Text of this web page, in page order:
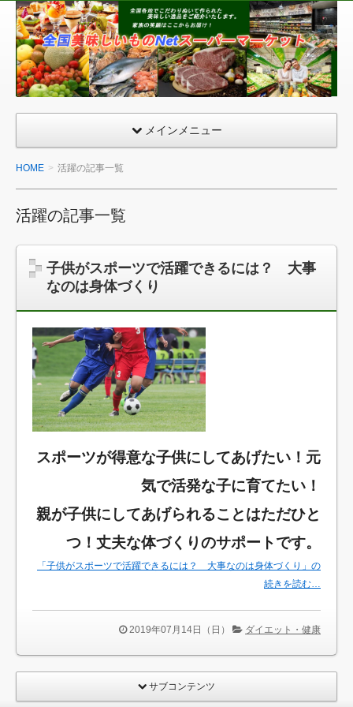
全
国
美
味
も
の
ト
ス
ー
パ
メインメニュー
HOME 活躍の記事一覧
活躍の記事一覧
子供がスポーツで活躍できるには？ 大事
なのは身体づくり
スポーツが得意な子供にしてあげたい！元
気で活発な子に育てたい！
親が子供にしてあげられることはただひと
つ！丈夫な体づくりのサポートです。
「子供がスポーツで活躍できるには？ 大事なのは身体づくり」の
続きを読む…
2019年07月14日（日） ダイエット・健康
サブコンテンツ